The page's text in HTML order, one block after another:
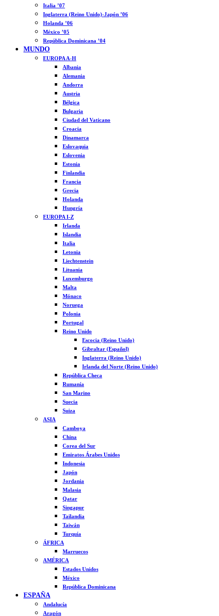
Italia ’07
Inglaterra (Reino Unido)-Japón ’06
Holanda ’06
México ’05
República Dominicana ’04
MUNDO
EUROPA A-H
Albania
Alemania
Andorra
Austria
Bélgica
Bulgaria
Ciudad del Vaticano
Croacia
Dinamarca
Eslovaquia
Eslovenia
Estonia
Finlandia
Francia
Grecia
Holanda
Hungría
EUROPA I-Z
Irlanda
Islandia
Italia
Letonia
Liechtenstein
Lituania
Luxemburgo
Malta
Mónaco
Noruega
Polonia
Portugal
Reino Unido
Escocia (Reino Unido)
Gibraltar (Español)
Inglaterra (Reino Unido)
Irlanda del Norte (Reino Unido)
República Checa
Rumanía
San Marino
Suecia
Suiza
ASIA
Camboya
China
Corea del Sur
Emiratos Árabes Unidos
Indonesia
Japón
Jordania
Malasia
Qatar
Singapur
Tailandia
Taiwán
Turquía
ÁFRICA
Marruecos
AMÉRICA
Estados Unidos
México
República Dominicana
ESPAÑA
Andalucía
Aragón